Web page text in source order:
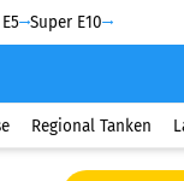
Super E10
Regional Tanken